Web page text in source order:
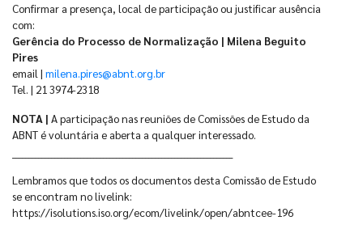
Confirmar a presença, local de participação ou justificar ausência
com:
Gerência do Processo de Normalização | Milena Beguito
Pires
email | milena.pires@abnt.org.br
Tel. | 21 3974-2318
NOTA | A participação nas reuniões de Comissões de Estudo da
ABNT é voluntária e aberta a qualquer interessado.
Lembramos que todos os documentos desta Comissão de Estudo
se encontram no livelink:
https://isolutions.iso.org/ecom/livelink/open/abntcee-196